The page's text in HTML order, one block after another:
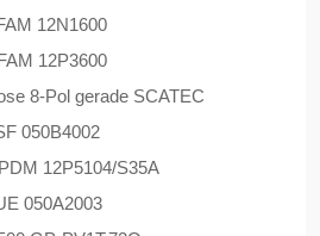
12N1600
12P3600
8-Pol gerade SCATEC
050B4002
12P5104/S35A
050A2003